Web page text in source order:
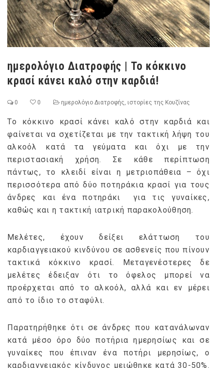
ημερολόγιο Διατροφής | Το κόκκινο
κρασί κάνει καλό στην καρδιά!
0 0 ημερολόγιο Διατροφής ιστορίες της Κουζίνας
Tο κόκκινο κρασί κάνει καλό στην καρδιά και
φαίνεται να σχετίζεται με την τακτική λήψη του
αλκοόλ κατά τα γεύματα και όχι με την
περιστασιακή χρήση. Σε κάθε περίπτωση
πάντως, το κλειδί είναι η μετριοπάθεια – όχι
περισσότερα από δύο ποτηράκια κρασί για τους
άνδρες και ένα ποτηράκι για τις γυναίκες,
καθώς και η τακτική ιατρική παρακολούθηση.
Μελέτες, έχουν δείξει ελάττωση του
καρδιαγγειακού κινδύνου σε ασθενείς που πίνουν
τακτικά κόκκινο κρασί. Μεταγενέστερες δε
μελέτες έδειξαν ότι το όφελος μπορεί να
προέρχεται από το αλκοόλ, αλλά και εν μέρει
από το ίδιο το σταφύλι.
Παρατηρήθηκε ότι σε άνδρες που κατανάλωναν
κατά μέσο όρο δύο ποτήρια ημερησίως και σε
γυναίκες που έπιναν ένα ποτήρι μερησίως, ο
καρδιαγγειακός κίνδυνος μειώθηκε κατά 30-50%.